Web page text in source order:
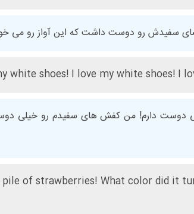
سفیدش رو دوست داشت که این آواز رو می
white shoes! I love my white shoes! I
دارم! من کفش های سفیدم رو خیلی
of strawberries! What color did it